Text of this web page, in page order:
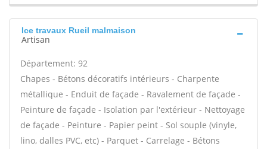
Ice travaux Rueil malmaison
Artisan
Département: 92
Chapes - Bétons décoratifs intérieurs - Charpente
métallique - Enduit de façade - Ravalement de façade -
Peinture de façade - Isolation par l'extérieur - Nettoyage
de façade - Peinture - Papier peint - Sol souple (vinyle,
lino, dalles PVC, etc) - Parquet - Carrelage - Bétons